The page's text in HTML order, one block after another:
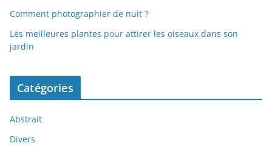
Comment photographier de nuit ?
Les meilleures plantes pour attirer les oiseaux dans son
jardin
Catégories
Abstrait
Divers